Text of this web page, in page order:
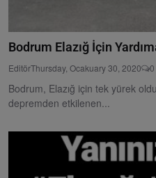
Bodrum Elazığ İçin
EditörThursday, Ocakuary 30, 2020 0
Bodrum, Elazığ için tek yürek
depremden etkilenen...